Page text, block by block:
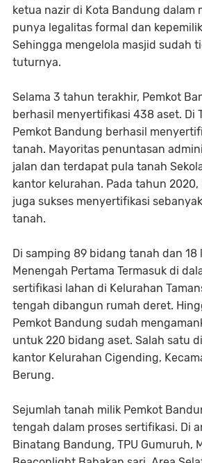
ketua nazir di Kota Bandung dalam
punya legalitas formal dan
Sehingga mengelola masjid sudah
tuturnya.
Selama 3 tahun terakhir, Pemkot
berhasil menyertifikasi 438 aset. Di
Pemkot Bandung berhasil
tanah. Mayoritas penuntasan
jalan dan terdapat pula tanah
kantor kelurahan. Pada tahun
juga sukses menyertifikasi
tanah.
Di samping 89 bidang tanah dan 18
Menengah Pertama Termasuk di
sertifikasi lahan di Kelurahan
tengah dibangun rumah deret.
Pemkot Bandung sudah
untuk 220 bidang aset. Salah satu
kantor Kelurahan Cigending,
Berung.
Sejumlah tanah milik Pemkot
tengah dalam proses sertifikasi. Di
Binatang Bandung, TPU Gumuruh,